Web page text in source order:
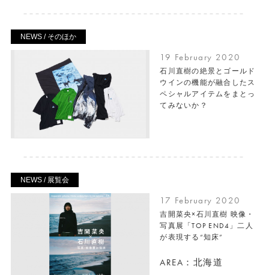
NEWS / そのほか
19 February 2020
石川直樹の絶景とゴールド
ウインの機能が融合したス
ペシャルアイテムをまとっ
てみないか？
NEWS / 展覧会
17 February 2020
吉開菜央×石川直樹 映像・
写真展「TOP END4」二人
が表現する“知床”
AREA：北海道